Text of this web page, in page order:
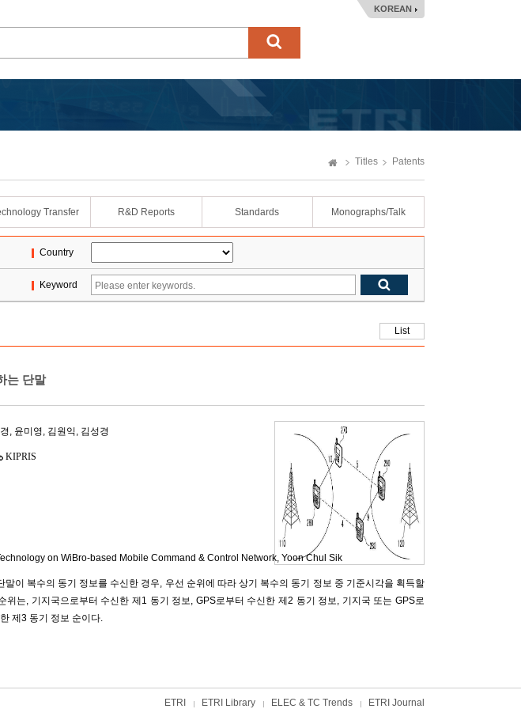
KOREAN
Titles Patents
Transfer R&D Reports Standards Monographs/Talk
Country
Keyword
List
는 단말
, 윤미영, 김원익, 김성경
KIPRIS
on WiBro-based Mobile Command & Control Network, Yoon Chul Sik
말이 복수의 동기 정보를 수신한 경우, 우선 순위에 따라 상기 복수의 동기 정보 중 기준시각을 획득할
위는, 기지국으로부터 수신한 제1 동기 정보, GPS로부터 수신한 제2 동기 정보, 기지국 또는 GPS로
제3 동기 정보 순이다.
ETRI ETRI Library ELEC & TC Trends ETRI Journal